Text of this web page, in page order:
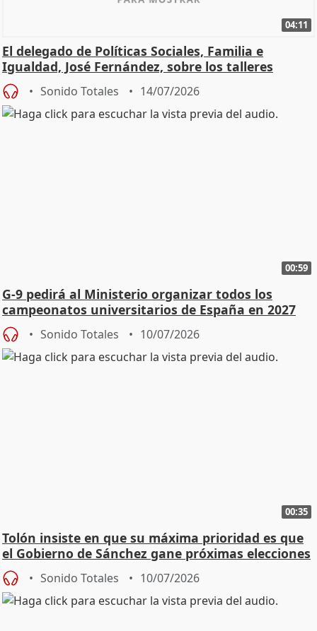
04:11
El delegado de Políticas Sociales, Familia e
Igualdad, José Fernández, sobre los talleres
Sonido Totales 14/07/2026
00:59
G-9 pedirá al Ministerio organizar todos los
campeonatos universitarios de España en 2027
Sonido Totales 10/07/2026
00:35
Tolón insiste en que su máxima prioridad es que
el Gobierno de Sánchez gane próximas elecciones
Sonido Totales 10/07/2026